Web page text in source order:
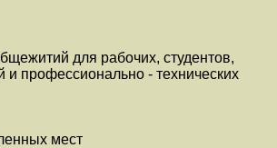
для рабочих, студентов,
профессионально - технических
мест